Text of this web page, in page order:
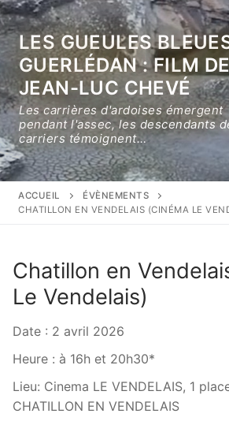
Aller
au
contenu
LES GUEULES
GUERLÉDAN : FILM
JEAN-LUC CHEVÉ
Les carrières d'ardoises émergent
pendant l'assec, les descendants
carriers témoignent…
Rechercher :
ACCUEIL
ÉVÈNEMENTS
CHATILLON EN VENDELAIS (CINÉMA LE
Chatillon en
Le Vendelais)
Date : 2 avril 2026
Heure : à 16h et 20h30*
Lieu: Cinema LE VENDELAIS, 1
CHATILLON EN VENDELAIS